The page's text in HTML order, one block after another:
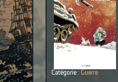
Catégorie : Guerre